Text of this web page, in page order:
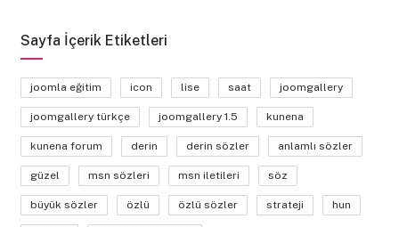
Sayfa İçerik Etiketleri
joomla eğitim icon lise saat joomgallery
joomgallery türkçe joomgallery 1.5 kunena
kunena forum derin derin sözler anlamlı sözler
güzel msn sözleri msn iletileri söz
büyük sözler özlü özlü sözler strateji hun